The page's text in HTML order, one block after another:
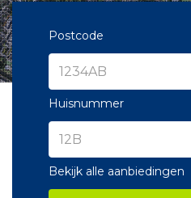
Postcode
Huisnummer
Bekijk alle aanbiedingen